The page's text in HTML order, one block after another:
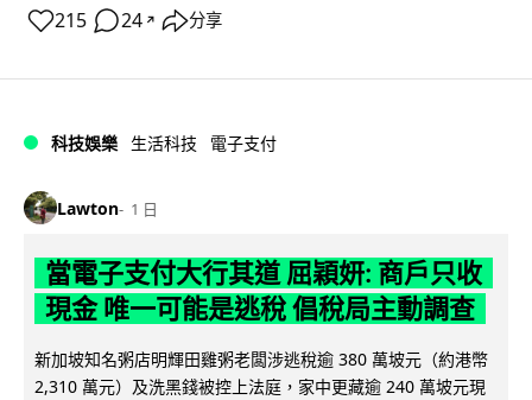
215 24 ↗ 分享
科技娛樂 生活科技 電子支付
Lawton 1 日
當電子支付大行其道 屈穎妍: 商戶只收
現金 唯一可能是逃稅 倡稅局主動調查
新加坡知名粥店明輝田雞粥老闆涉逃稅逾 380 萬坡元（約港幣
2,310 萬元）及洗黑錢被控上法庭，家中更藏逾 240 萬坡元現